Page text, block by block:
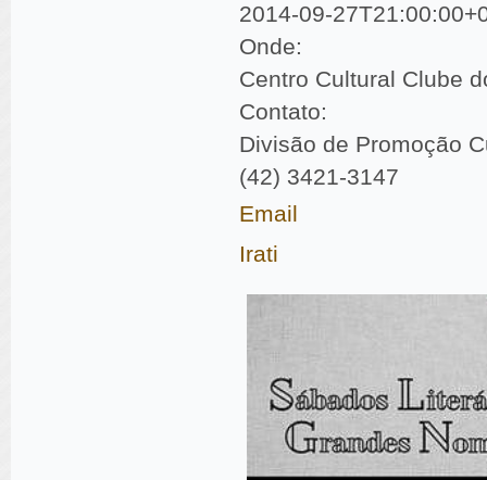
2014-09-
Onde:
Centro Cultural Clube
Contato:
Divisão de Promoção
(42) 3421-3147
Email
Irati